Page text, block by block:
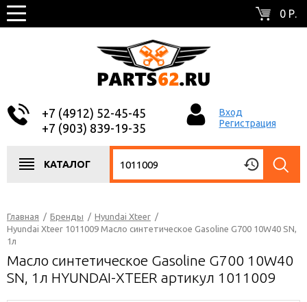
0 Р.
+7 (4912) 52-45-45
+7 (903) 839-19-35
Вход
Регистрация
КАТАЛОГ
Главная / Бренды / Hyundai Xteer /
Hyundai Xteer 1011009 Масло синтетическое Gasoline G700 10W40 SN,
1л
Масло синтетическое Gasoline G700 10W40
SN, 1л HYUNDAI-XTEER артикул 1011009